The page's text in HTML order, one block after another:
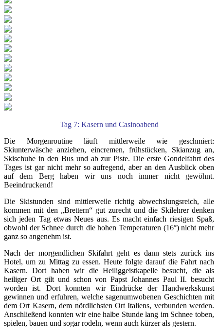
Tag 7: Kasern und Casinoabend
Die Morgenroutine läuft mittlerweile wie geschmiert:
Skiunterwäsche anziehen, eincremen, frühstücken, Skianzug an,
Skischuhe in den Bus und ab zur Piste. Die erste Gondelfahrt des
Tages ist gar nicht mehr so aufregend, aber an den Ausblick oben
auf dem Berg haben wir uns noch immer nicht gewöhnt.
Beeindruckend!
Die Skistunden sind mittlerweile richtig abwechslungsreich, alle
kommen mit den „Brettern“ gut zurecht und die Skilehrer denken
sich jeden Tag etwas Neues aus. Es macht einfach riesigen Spaß,
obwohl der Schnee durch die hohen Temperaturen (16°) nicht mehr
ganz so angenehm ist.
Nach der morgendlichen Skifahrt geht es dann stets zurück ins
Hotel, um zu Mittag zu essen. Heute folgte darauf die Fahrt nach
Kasern. Dort haben wir die Heiliggeistkapelle besucht, die als
heiliger Ort gilt und schon von Papst Johannes Paul II. besucht
worden ist. Dort konnten wir Eindrücke der Handwerkskunst
gewinnen und erfuhren, welche sagenumwobenen Geschichten mit
dem Ort Kasern, dem nördlichsten Ort Italiens, verbunden werden.
Anschließend konnten wir eine halbe Stunde lang im Schnee toben,
spielen, bauen und sogar rodeln, wenn auch kürzer als gestern.